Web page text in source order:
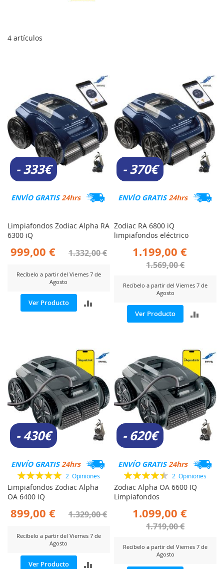
4 artículos
- 333€
ENVÍO GRATIS24hrs
Limpiafondos Zodiac Alpha RA
6300 iQ
999,00 € 1.332,00 €
Recíbelo a partir del Viernes 7 de
Agosto
Ver Producto
- 370€
ENVÍO GRATIS24hrs
Zodiac RA 6800 iQ
limpiafondos eléctrico
1.199,00 €
1.569,00 €
Recíbelo a partir del Viernes 7 de
Agosto
Ver Producto
- 430€
ENVÍO GRATIS24hrs
Valoración:
100%
2 Opiniones
Limpiafondos Zodiac Alpha
OA 6400 IQ
899,00 € 1.329,00 €
Recíbelo a partir del Viernes 7 de
Agosto
Ver Producto
- 620€
ENVÍO GRATIS24hrs
Valoración:
90%
2Opiniones
Zodiac Alpha OA 6600 IQ
Limpiafondos
1.099,00 €
1.719,00 €
Recíbelo a partir del Viernes 7 de
Agosto